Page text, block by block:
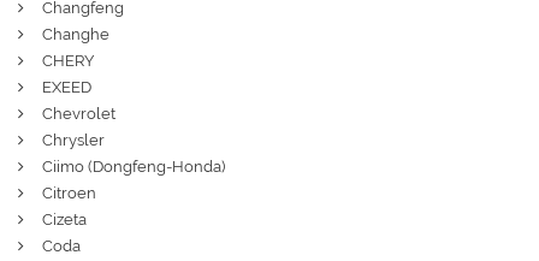
Changfeng
Changhe
CHERY
EXEED
Chevrolet
Chrysler
Ciimo (Dongfeng-Honda)
Citroen
Cizeta
Coda